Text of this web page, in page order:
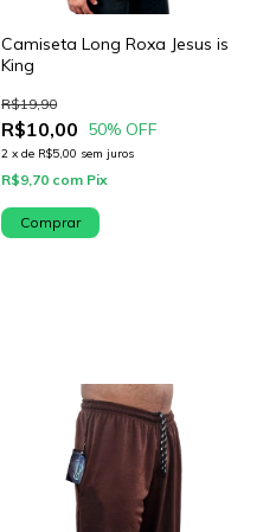
Camiseta Long Roxa Jesus is
King
R$10,00
R$19,90
50% OFF
2 xde R$5,00 sem juros
R$9,70 com Pix
Comprar